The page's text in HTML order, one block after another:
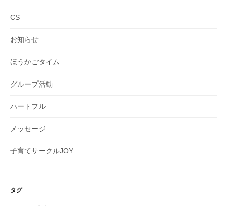
CS
お知らせ
ほうかごタイム
グループ活動
ハートフル
メッセージ
子育てサークルJOY
タグ